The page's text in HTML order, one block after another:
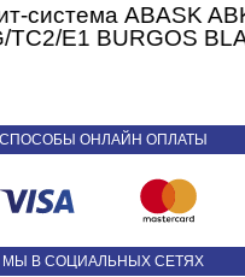
Сплит-система
BRG/TC2/E1
СПОСОБЫ ОНЛАЙН ОПЛАТЫ
МЫ В СОЦИАЛЬНЫХ СЕТЯХ